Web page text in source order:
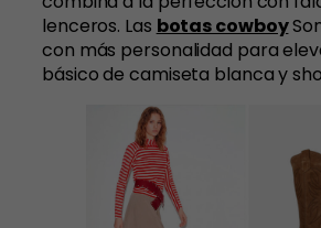
lenceros. Las botas cowboy
con más personalidad para
básico de camiseta blanca y